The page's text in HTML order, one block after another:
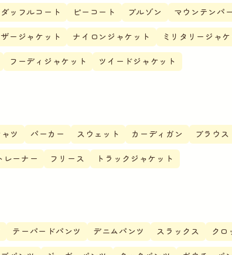
ダッフルコート ピーコート ブルゾン マウンテンパ
ザージャケット ナイロンジャケット ミリタリージャ
フーディジャケット ツイードジャケット
ツ パーカー スウェット カーディガン ブラウス
レーナー フリース トラックジャケット
テーパードパンツ デニムパンツ スラックス クロ